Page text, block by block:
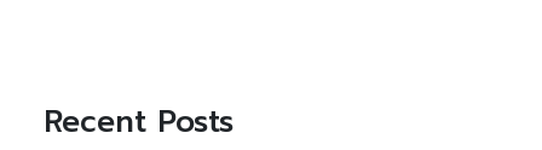
Recent Posts